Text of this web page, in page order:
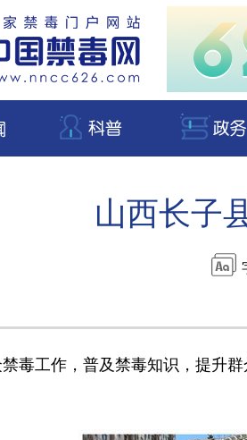
山西长子
工作，普及禁毒知识，提升群